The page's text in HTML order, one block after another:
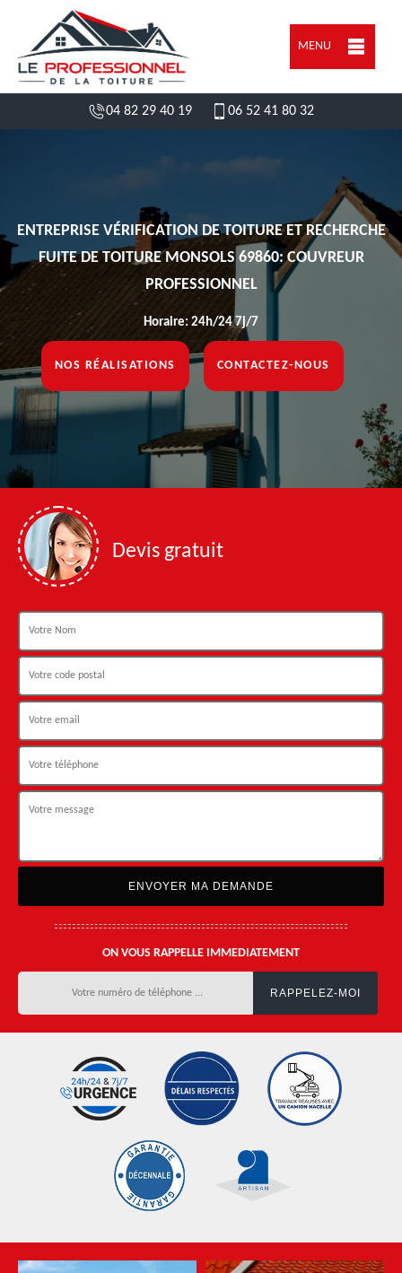
MENU
04 82 29 40 19 06 52 41 80 32
ENTREPRISE VÉRIFICATION DE TOITURE ET RECHERCHE
FUITE DE TOITURE MONSOLS 69860: COUVREUR
PROFESSIONNEL
Horaire: 24h/24 7j/7
NOS RÉALISATIONS CONTACTEZ-NOUS
Devis gratuit
ON VOUS RAPPELLE IMMEDIATEMENT